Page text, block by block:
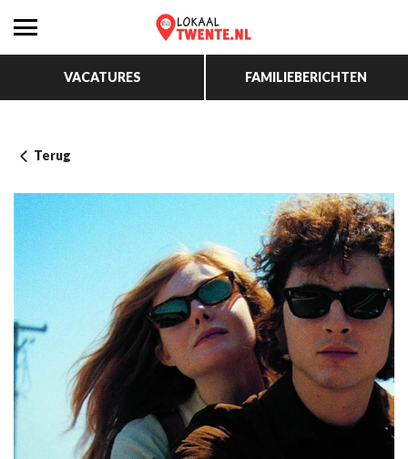
VACATURES FAMILIEBERICHTEN
Terug